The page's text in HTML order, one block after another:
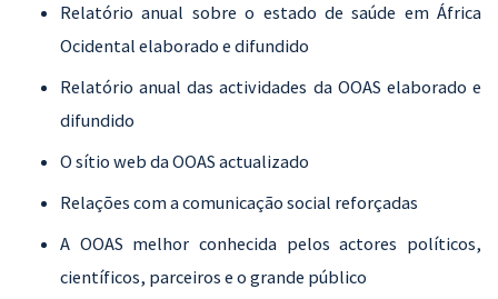
Relatório anual sobre o estado de saúde em África
Ocidental elaborado e difundido
Relatório anual das actividades da OOAS elaborado e
difundido
O sítio web da OOAS actualizado
Relações com a comunicação social reforçadas
A OOAS melhor conhecida pelos actores políticos,
científicos, parceiros e o grande público